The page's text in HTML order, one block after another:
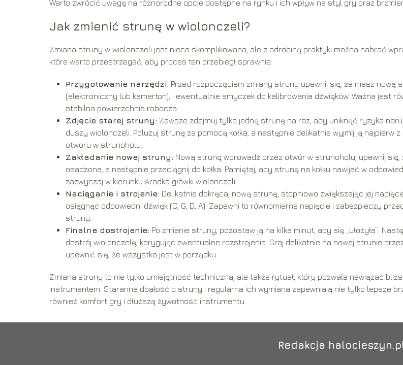
Warto zwrócić uwagę na różnorodne opcje dostępne na rynku i ich wpływ na styl gry oraz
Jak zmienić strunę w wiolonczeli?
Zmiana struny w wiolonczeli jest nieco skomplikowana, ale z odrobiną praktyki można nabrać
które warto przestrzegać, aby proces ten przebiegł sprawnie:
Przygotowanie narzędzi: Przed rozpoczęciem zmiany struny upewnij się, że masz nową
(elektroniczny lub kamerton), i ewentualnie smyczek do kalibrowania dźwięków. Ważna jest
stabilna powierzchnia robocza.
Zdjęcie starej struny: Zawsze zdejmuj tylko jedną strunę na raz, aby uniknąć ryzyka
duszy wiolonczeli. Poluzuj strunę za pomocą kołka, a następnie delikatnie wyjmij ją najpierw z
otworu w strunoholu.
Zakładanie nowej struny: Nową strunę wprowadź przez otwór w strunoholu, upewnij się,
osadzona, a następnie przeciągnij do kołka. Pamiętaj, aby strunę na kołku nawijać w
zazwyczaj w kierunku środka główki wiolonczeli.
Naciąganie i strojenie: Delikatnie dokręcaj nową strunę, stopniowo zwiększając jej
osiągnąć odpowiedni dźwięk (C, G, D, A). Zapewni to równomierne napięcie i zabezpieczy
struny.
Finalne dostrojenie: Po zmianie struny, pozostaw ją na kilka minut, aby się „ułożyła”.
dostrój wiolonczelę, korygując ewentualne rozstrojenia. Graj delikatnie na nowej strunie
upewnić się, że wszystko jest w porządku.
Zmiana struny to nie tylko umiejętność techniczna, ale także rytuał, który pozwala nawiązać
instrumentem. Staranna dbałość o struny i regularna ich wymiana zapewniają nie tylko lepsze
również komfort gry i dłuższą żywotność instrumentu.
Redakcja